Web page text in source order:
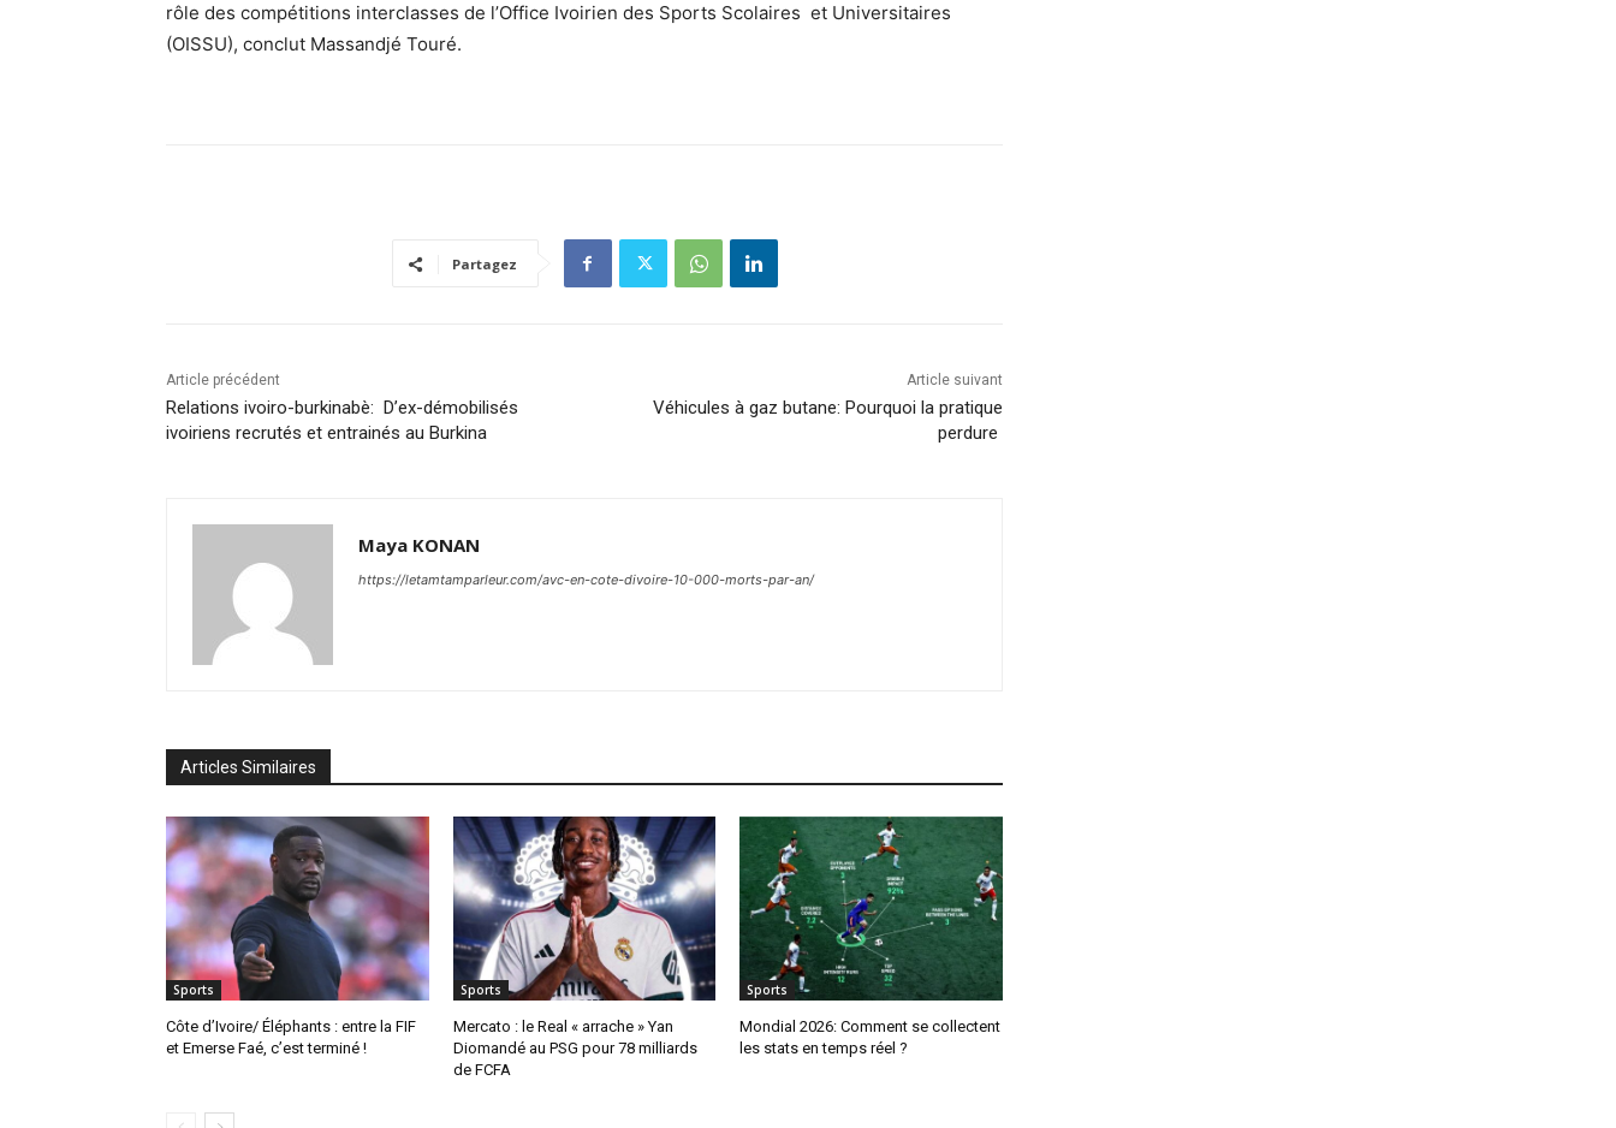
rôle des compétitions interclasses de l’Office Ivoirien des Sports Scolaires et Universitaires
(OISSU), conclut Massandjé Touré.
Partagez
Article précédent
Relations ivoiro-burkinabè: D’ex-démobilisés
ivoiriens recrutés et entrainés au Burkina
Article suivant
Véhicules à gaz butane: Pourquoi la pratique
perdure
Maya KONAN
https://letamtamparleur.com/avc-en-cote-divoire-10-000-morts-par-an/
Articles Similaires
Sports
Côte d’Ivoire/ Éléphants : entre la FIF
et Emerse Faé, c’est terminé !
Sports
Mercato : le Real « arrache » Yan
Diomandé au PSG pour 78 milliards
de FCFA
Sports
Mondial 2026: Comment se collectent
les stats en temps réel ?